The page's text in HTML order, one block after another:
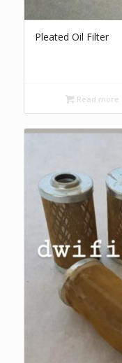
Pleated Oil Filter
Read more